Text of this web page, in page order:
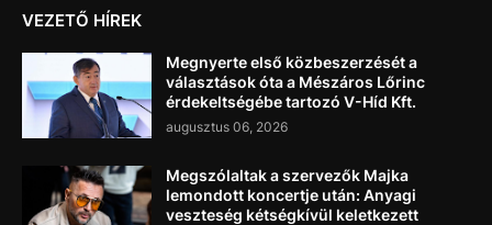
VEZETŐ HÍREK
Megnyerte első közbeszerzését a
választások óta a Mészáros Lőrinc
érdekeltségébe tartozó V-Híd Kft.
augusztus 06, 2026
Megszólaltak a szervezők Majka
lemondott koncertje után: Anyagi
veszteség kétségkívül keletkezett